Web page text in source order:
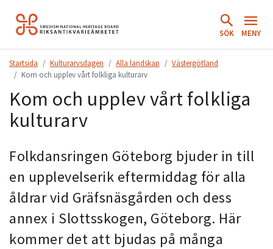
Hoppa
till
SÖK MENY
Startsida Kulturarvsdagen Alla landskap
Västergötland
Kom och upplev vårt folkliga kulturarv
Kom och upplev vårt folkliga
kulturarv
Folkdansringen Göteborg bjuder in till
en upplevelserik eftermiddag för alla
åldrar vid Gräfsnäsgården och dess
annex i Slottsskogen, Göteborg. Här
kommer det att bjudas på många